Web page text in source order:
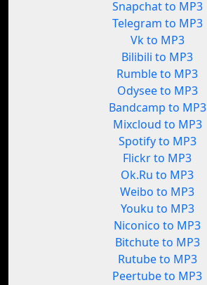
Snapchat to MP3
Telegram to MP3
Vk to MP3
Bilibili to MP3
Rumble to MP3
Odysee to MP3
Bandcamp to MP3
Mixcloud to MP3
Spotify to MP3
Flickr to MP3
Ok.Ru to MP3
Weibo to MP3
Youku to MP3
Niconico to MP3
Bitchute to MP3
Rutube to MP3
Peertube to MP3